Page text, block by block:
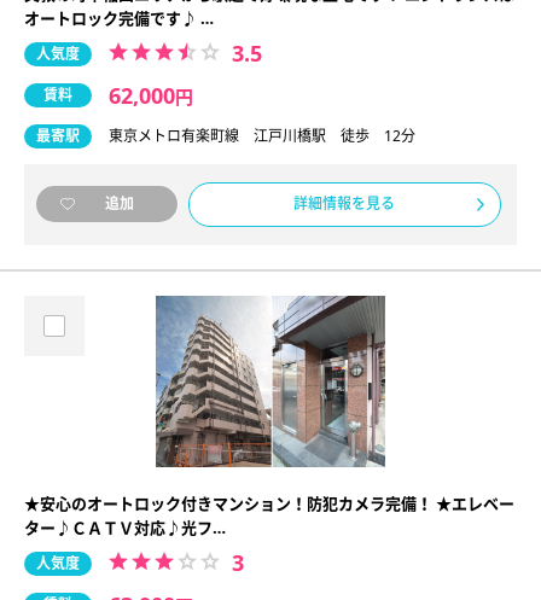
オートロック完備です♪ …
人気度 3.5
賃料 62,000円
最寄駅 東京メトロ有楽町線 江戸川橋駅 徒歩 12分
追加 詳細情報を見る
★安心のオートロック付きマンション！防犯カメラ完備！ ★エレベー
ター♪ＣＡＴＶ対応♪光フ…
人気度 3